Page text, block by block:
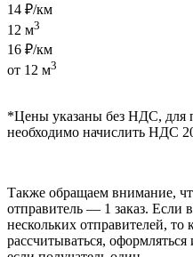
14 ₽/км
12 м3
16 ₽/км
от 12 м3
*Цены указаны без НДС, для
необходимо начислить НДС
Также обращаем внимание,
отправитель — 1 заказ. Если
нескольких отправителей, то
рассчитываться,